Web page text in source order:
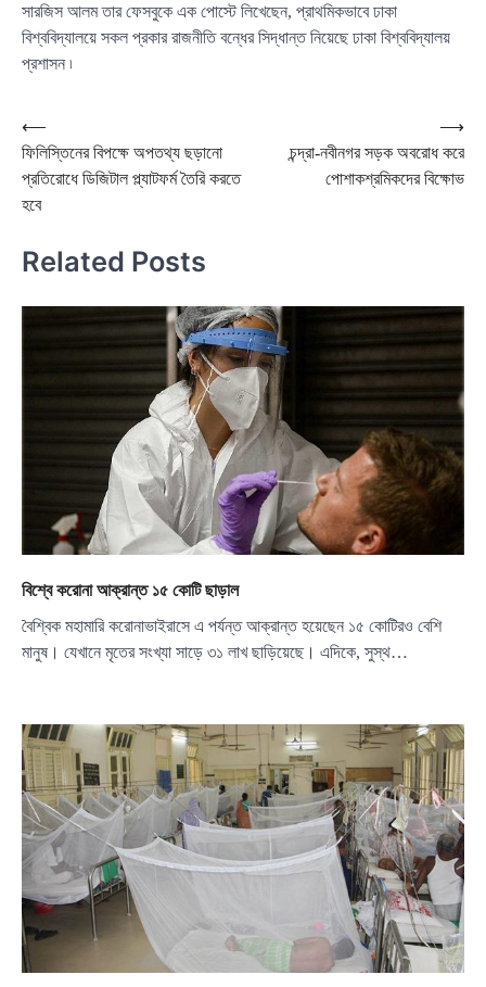
সারজিস আলম তার ফেসবুকে এক পোস্টে লিখেছেন, প্রাথমিকভাবে ঢাকা
বিশ্ববিদ্যালয়ে সকল প্রকার রাজনীতি বন্ধের সিদ্ধান্ত নিয়েছে ঢাকা বিশ্ববিদ্যালয়
প্রশাসন ৷
Post
navigation
⟵
ফিলিস্তিনের বিপক্ষে অপতথ্য ছড়ানো
প্রতিরোধে ডিজিটাল প্ল্যাটফর্ম তৈরি করতে
হবে
চন্দ্রা-নবীনগর সড়ক অবরোধ করে
পোশাকশ্রমিকদের বিক্ষোভ
⟶
Related Posts
বিশ্বে করোনা আক্রান্ত ১৫ কোটি ছাড়াল
বৈশ্বিক মহামারি করোনাভাইরাসে এ পর্যন্ত আক্রান্ত হয়েছেন ১৫ কোটিরও বেশি
মানুষ। যেখানে মৃতের সংখ্যা সাড়ে ৩১ লাখ ছাড়িয়েছে। এদিকে, সুস্থ…